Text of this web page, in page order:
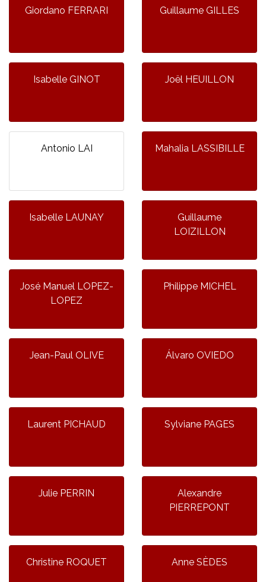
Giordano FERRARI Guillaume GILLES
Isabelle GINOT Joël HEUILLON
Antonio LAI Mahalia LASSIBILLE
Isabelle LAUNAY
Guillaume
LOIZILLON
José Manuel LOPEZ-
LOPEZ
Philippe MICHEL
Jean-Paul OLIVE Álvaro OVIEDO
Laurent PICHAUD Sylviane PAGES
Julie PERRIN
Alexandre
PIERREPONT
Christine ROQUET Anne SÈDES